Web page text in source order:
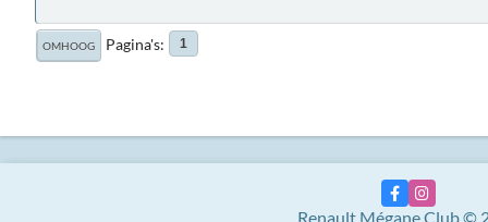
OMHOOG Pagina's 1
Renault Mégane Club ©